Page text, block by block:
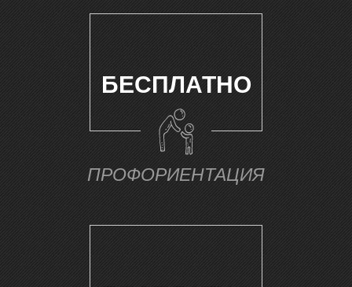
БЕСПЛАТНО
ПРОФОРИЕНТАЦИЯ